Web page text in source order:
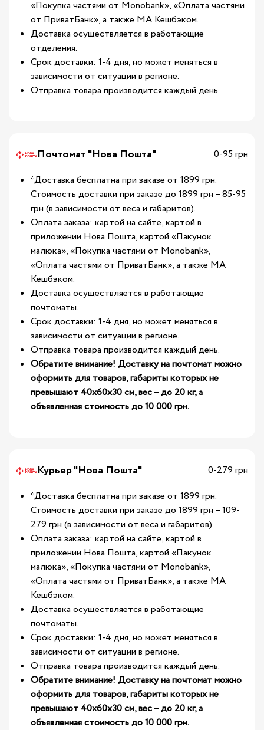
«Покупка частями от Monobank», «Оплата частями
от ПриватБанк», а также МА Кешбэком.
Доставка осуществляется в работающие
отделения.
Срок доставки: 1-4 дня, но может меняться в
зависимости от ситуации в регионе.
Отправка товара производится каждый день.
Почтомат "Нова Пошта"
0-95 грн
*Доставка бесплатна при заказе от 1899 грн.
Стоимость доставки при заказе до 1899 грн – 85-95
грн (в зависимости от веса и габаритов).
Оплата заказа: картой на сайте, картой в
приложении Нова Пошта, картой «Пакунок
малюка», «Покупка частями от Monobank»,
«Оплата частями от ПриватБанк», а также МА
Кешбэком.
Доставка осуществляется в работающие
почтоматы.
Срок доставки: 1-4 дня, но может меняться в
зависимости от ситуации в регионе.
Отправка товара производится каждый день.
Обратите внимание! Доставку на почтомат можно
оформить для товаров, габариты которых не
превышают 40х60х30 см, вес – до 20 кг, а
объявленная стоимость до 10 000 грн.
Курьер "Нова Пошта"
0-279 грн
*Доставка бесплатна при заказе от 1899 грн.
Стоимость доставки при заказе до 1899 грн – 109-
279 грн (в зависимости от веса и габаритов).
Оплата заказа: картой на сайте, картой в
приложении Нова Пошта, картой «Пакунок
малюка», «Покупка частями от Monobank»,
«Оплата частями от ПриватБанк», а также МА
Кешбэком.
Доставка осуществляется в работающие
почтоматы.
Срок доставки: 1-4 дня, но может меняться в
зависимости от ситуации в регионе.
Отправка товара производится каждый день.
Обратите внимание! Доставку на почтомат можно
оформить для товаров, габариты которых не
превышают 40х60х30 см, вес – до 20 кг, а
объявленная стоимость до 10 000 грн.